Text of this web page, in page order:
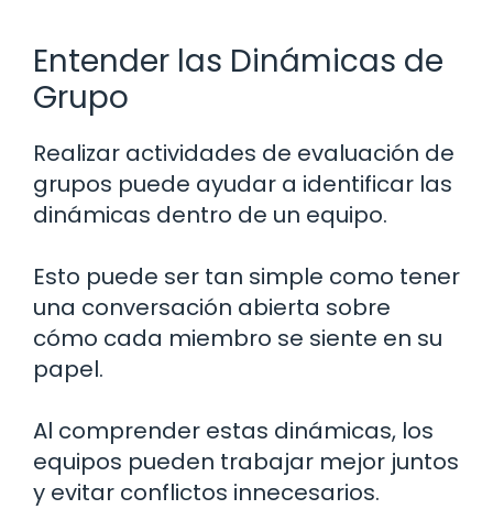
Entender las Dinámicas de
Grupo
Realizar actividades de evaluación de
grupos puede ayudar a identificar las
dinámicas dentro de un equipo.
Esto puede ser tan simple como tener
una conversación abierta sobre
cómo cada miembro se siente en su
papel.
Al comprender estas dinámicas, los
equipos pueden trabajar mejor juntos
y evitar conflictos innecesarios.